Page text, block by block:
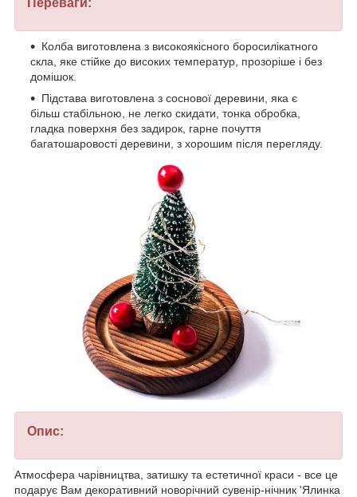
Колба виготовлена з високоякісного боросилікатного
скла, яке стійке до високих температур, прозоріше і без
домішок.
Підстава виготовлена з соснової деревини, яка є
більш стабільною, не легко скидати, тонка обробка,
гладка поверхня без задирок, гарне почуття
багатошаровості деревини, з хорошим після перегляду.
Опис:
Атмосфера чарівництва, затишку та естетичної краси - все це
подарує Вам декоративний новорічний сувенір-нічник 'Ялинка